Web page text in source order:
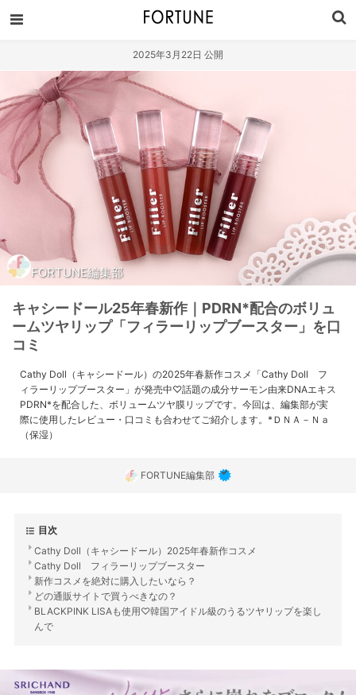
2025年3月22日 公開
FORTUNE編集部
キャシードール25年春新作｜PDRN*配合のボリュ
ームツヤリップ「フィラーリップブースター」を口
コミ
Cathy Doll（キャシードール）の2025年春新作コスメ「Cathy Doll フ
ィラーリップブースター」が発売中♡話題の成分サーモン由来DNAエキス
PDRN*を配合した、ボリュームツヤ膜リップです。今回は、編集部が実
際に使用したレビュー・口コミも合わせてご紹介します。*ＤＮＡ－Ｎａ
（保湿）
FORTUNE編集部
目次
Cathy Doll（キャシードール）2025年春新作コスメ
Cathy Doll フィラーリップブースター
新作コスメを絶対に購入したいなら？
どの通販サイトで買うべきなの？
BLACKPINK LISAも使用♡韓国アイドル級のうるツヤリップを楽し
んで